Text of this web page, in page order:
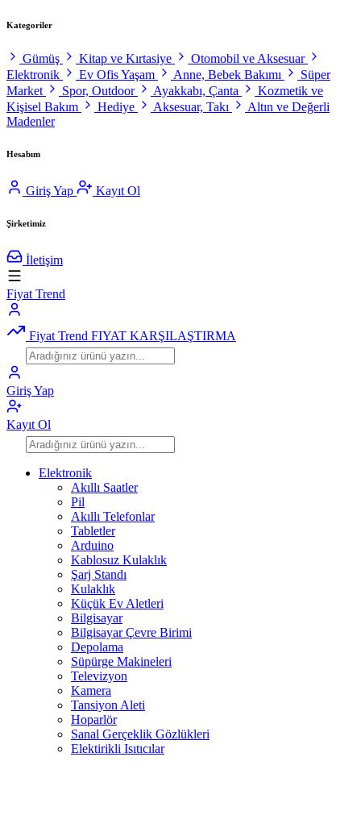
Kategoriler
Gümüş Kitap ve Kırtasiye
Otomobil ve Aksesuar
Elektronik
Ev Ofis Yaşam Anne, Bebek Bakımı
Süper
Market
Spor, Outdoor Ayakkabı, Çanta
Kozmetik ve
Kişisel Bakım
Hediye Aksesuar, Takı
Altın ve Değerli
Madenler
Hesabım
Giriş Yap Kayıt Ol
Şirketimiz
İletişim
Fiyat Trend
Fiyat Trend FIYAT KARŞILAŞTIRMA
Giriş Yap
Kayıt Ol
Elektronik
Akıllı Saatler
Pil
Akıllı Telefonlar
Tabletler
Arduino
Kablosuz Kulaklık
Şarj Standı
Kulaklık
Küçük Ev Aletleri
Bilgisayar
Bilgisayar Çevre Birimi
Depolama
Süpürge Makineleri
Televizyon
Kamera
Tansiyon Aleti
Hoparlör
Sanal Gerçeklik Gözlükleri
Elektirikli Isıtıcılar